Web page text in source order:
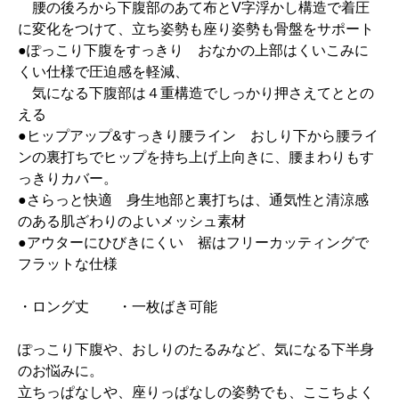
腰の後ろから下腹部のあて布とV字浮かし構造で着圧
に変化をつけて、立ち姿勢も座り姿勢も骨盤をサポート
●ぽっこり下腹をすっきり おなかの上部はくいこみに
くい仕様で圧迫感を軽減、
気になる下腹部は４重構造でしっかり押さえてととの
える
●ヒップアップ&すっきり腰ライン おしり下から腰ライ
ンの裏打ちでヒップを持ち上げ上向きに、腰まわりもす
っきりカバー。
●さらっと快適 身生地部と裏打ちは、通気性と清涼感
のある肌ざわりのよいメッシュ素材
●アウターにひびきにくい 裾はフリーカッティングで
フラットな仕様
・ロング丈 ・一枚ばき可能
ぽっこり下腹や、おしりのたるみなど、気になる下半身
のお悩みに。
立ちっぱなしや、座りっぱなしの姿勢でも、ここちよく